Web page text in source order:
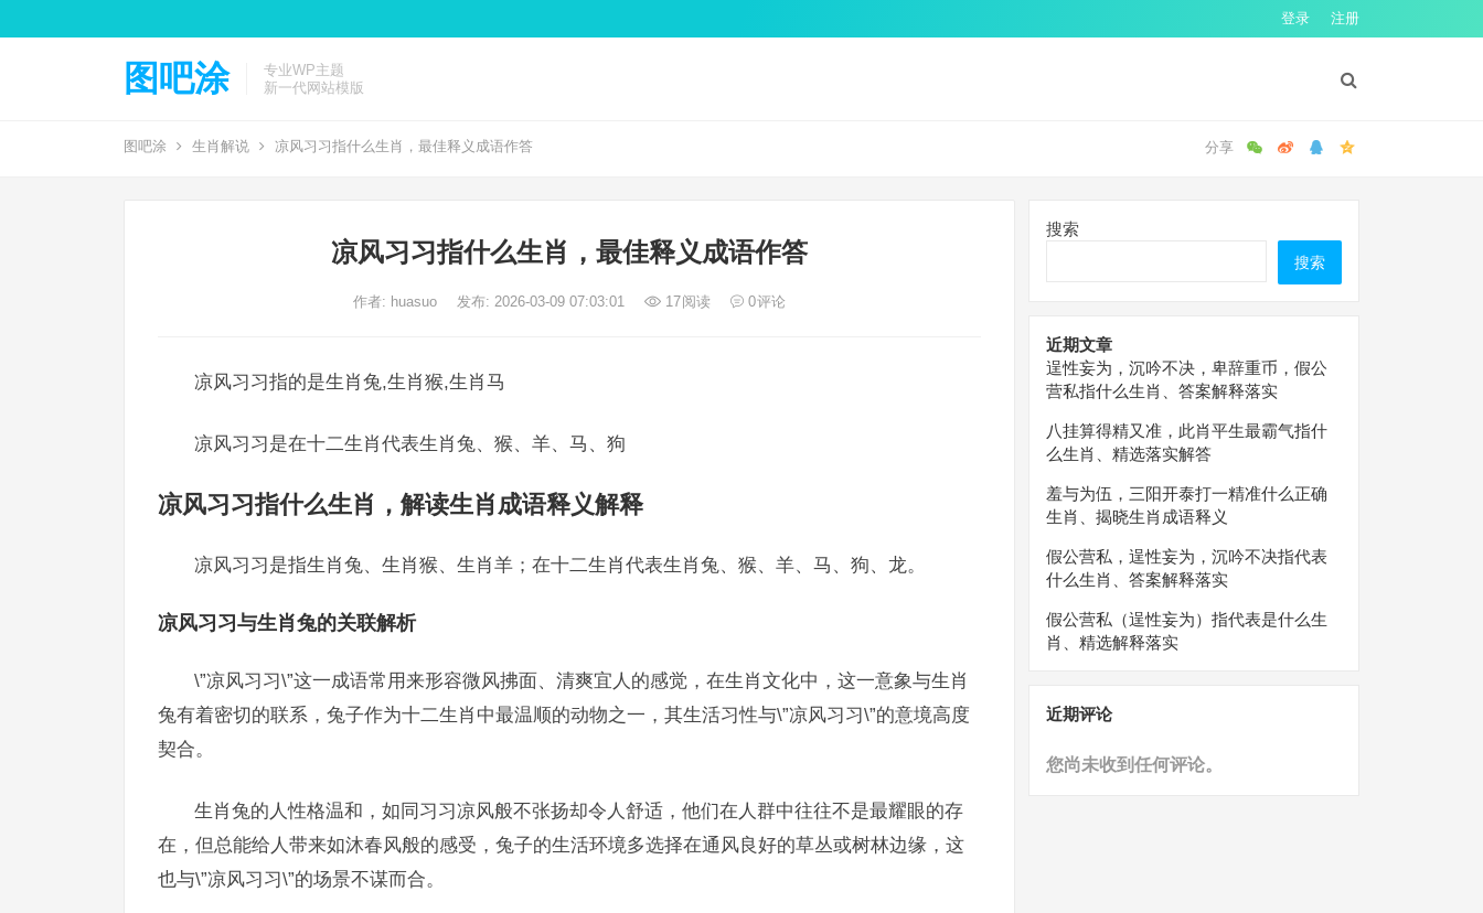
登录 注册
图吧涂
专业WP主题
新一代网站模版
图吧涂 生肖解说 凉风习习指什么生肖，最佳释义成语作答
凉风习习指什么生肖，最佳释义成语作答
作者: huasuo 发布: 2026-03-09 07:03:01 17阅读 0评论
凉风习习指的是生肖兔,生肖猴,生肖马
凉风习习是在十二生肖代表生肖兔、猴、羊、马、狗
凉风习习指什么生肖，解读生肖成语释义解释
凉风习习是指生肖兔、生肖猴、生肖羊；在十二生肖代表生肖兔、猴、羊、马、狗、龙。
凉风习习与生肖兔的关联解析
\”凉风习习\”这一成语常用来形容微风拂面、清爽宜人的感觉，在生肖文化中，这一意象与生肖
兔有着密切的联系，兔子作为十二生肖中最温顺的动物之一，其生活习性与\”凉风习习\”的意境高度
契合。
生肖兔的人性格温和，如同习习凉风般不张扬却令人舒适，他们在人群中往往不是最耀眼的存
在，但总能给人带来如沐春风般的感受，兔子的生活环境多选择在通风良好的草丛或树林边缘，这
也与\”凉风习习\”的场景不谋而合。
搜索
搜索
近期文章
逞性妄为，沉吟不决，卑辞重币，假公
营私指什么生肖、答案解释落实
八挂算得精又准，此肖平生最霸气指什
么生肖、精选落实解答
羞与为伍，三阳开泰打一精准什么正确
生肖、揭晓生肖成语释义
假公营私，逞性妄为，沉吟不决指代表
什么生肖、答案解释落实
假公营私（逞性妄为）指代表是什么生
肖、精选解释落实
近期评论
您尚未收到任何评论。